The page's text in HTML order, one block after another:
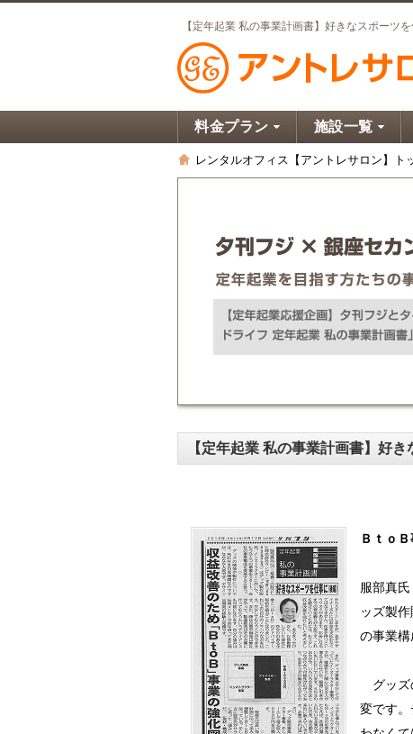
料金プラン 施設一覧
レンタルオフィス【アントレサロン】ト
【定年起業 私の事業計画書】好き
Ｂｔｏ
服部真
ッズ製
の事業構
グッズ
変です